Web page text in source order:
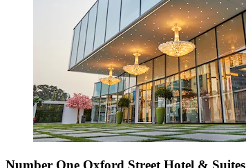
Number One Oxford Street Hotel & Suites